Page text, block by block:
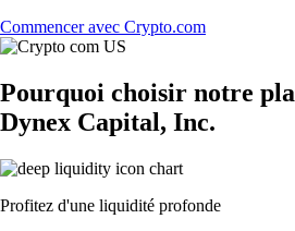
Commencer avec Crypto.com
Pourquoi choisir notre
Dynex Capital, Inc.
Profitez d'une liquidité profonde